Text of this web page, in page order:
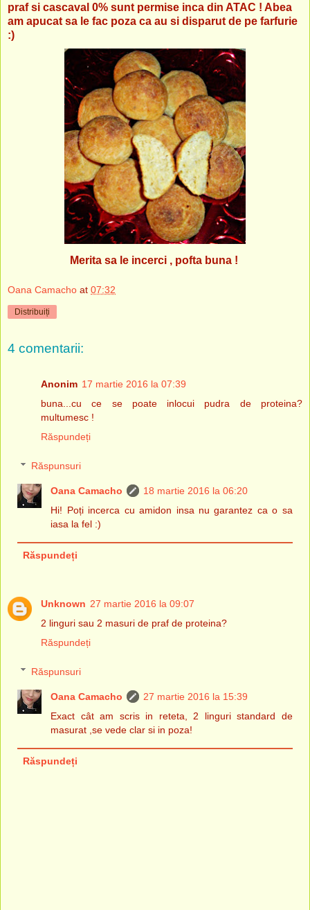
praf si cascaval 0% sunt permise inca din ATAC ! Abea
am apucat sa le fac poza ca au si disparut de pe farfurie
:)
Merita sa le incerci , pofta buna !
Oana Camacho at 07:32
Distribuiți
4 comentarii:
Anonim 17 martie 2016 la 07:39
buna...cu ce se poate inlocui pudra de proteina?
multumesc !
Răspundeți
Răspunsuri
Oana Camacho
18 martie 2016 la 06:20
Hi! Poți incerca cu amidon insa nu garantez ca o sa
iasa la fel :)
Răspundeți
Unknown 27 martie 2016 la 09:07
2 linguri sau 2 masuri de praf de proteina?
Răspundeți
Răspunsuri
Oana Camacho
27 martie 2016 la 15:39
Exact cât am scris in reteta, 2 linguri standard de
masurat ,se vede clar si in poza!
Răspundeți